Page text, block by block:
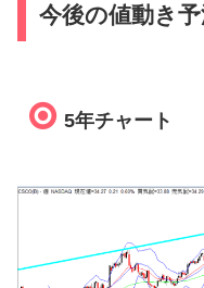
今後の値動き予
5年チャート